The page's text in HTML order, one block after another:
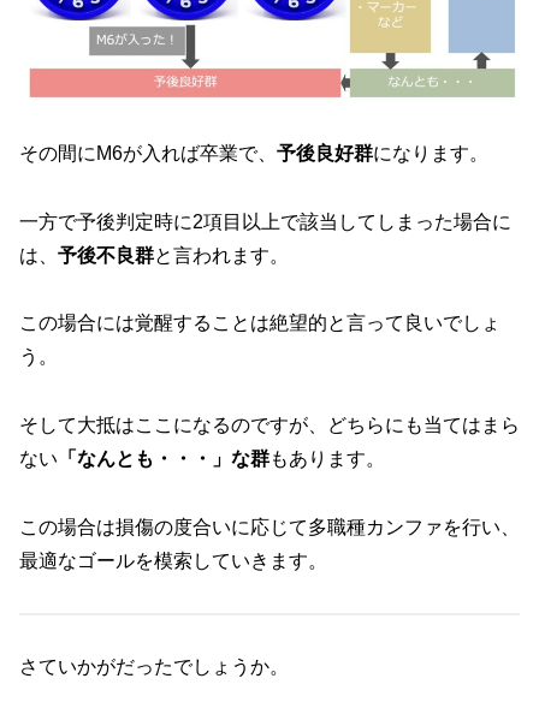
その間にM6が入れば卒業で、 予後良好群になります。
一方で予後判定時に2項目以上で該当してしまった場合に
は、 予後不良群と言われます。
この場合には覚醒することは絶望的と言って良いでしょ
う。
そして大抵はここになるのですが、どちらにも当てはまら
ない 「なんとも・・・」な群もあります。
この場合は損傷の度合いに応じて多職種カンファを行い、
最適なゴールを模索していきます。
さていかがだったでしょうか。